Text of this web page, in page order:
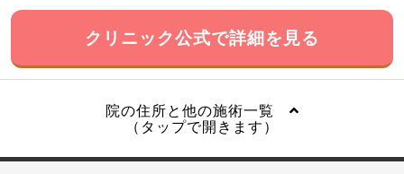
クリニック公式で詳細を見る
院の住所と他の施術一覧
（タップで開きます）